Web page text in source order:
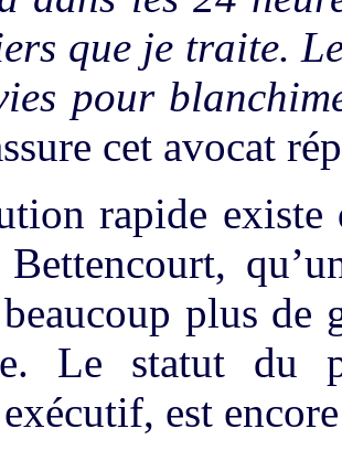
que je traite.
pour
cet avocat
rapide existe
Bettencourt,
plus de
Le statut du
est